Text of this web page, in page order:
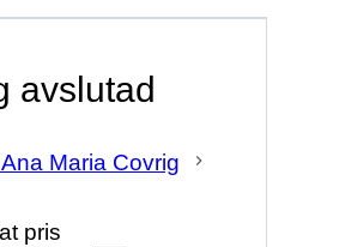
avslutad
Maria Covrig
pris